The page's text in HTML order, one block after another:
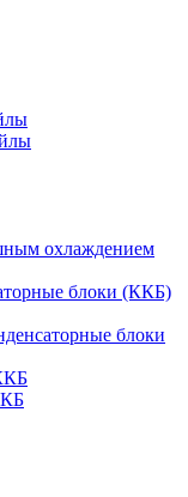
охлаждением
блоки (ККБ)
блоки